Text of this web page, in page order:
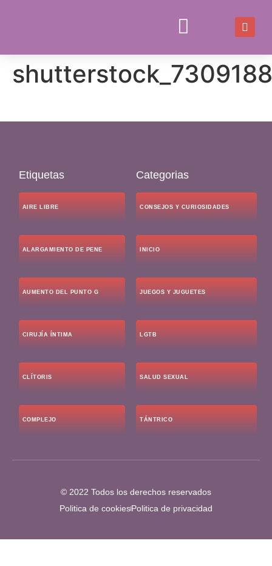
Etiquetas
AIRE LIBRE
ALARGAMIENTO DE PENE
AUMENTO DEL PUNTO G
CIRUJÍA ÍNTIMA
CLÍTORIS
COMPLEJO
Categorias
CONSEJOS Y CURIOSIDADES
INICIO
JUEGOS Y JUGUETES
LGTB
SALUD SEXUAL
TÁNTRICO
© 2022 Todos los derechos reservados
Politica de cookiesPolitica de privacidad